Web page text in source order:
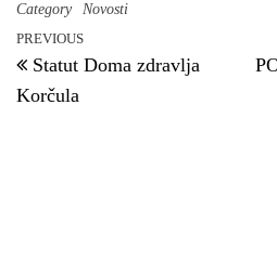
Category Novosti
Post navigation
Previous Post
PREVIOUS
Statut Doma zdravlja
Korčula